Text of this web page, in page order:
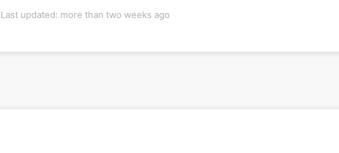
Last updated: more than two weeks ago